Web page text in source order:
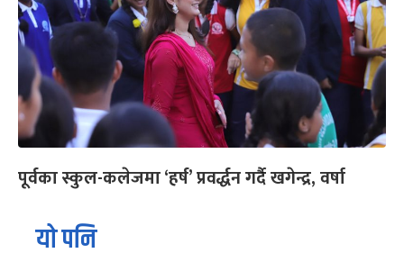
पूर्वका स्कुल-कलेजमा ‘हर्ष’ प्रवर्द्धन गर्दै खगेन्द्र, वर्षा
यो पनि